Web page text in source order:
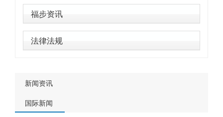
福步资讯
法律法规
新闻资讯
国际新闻